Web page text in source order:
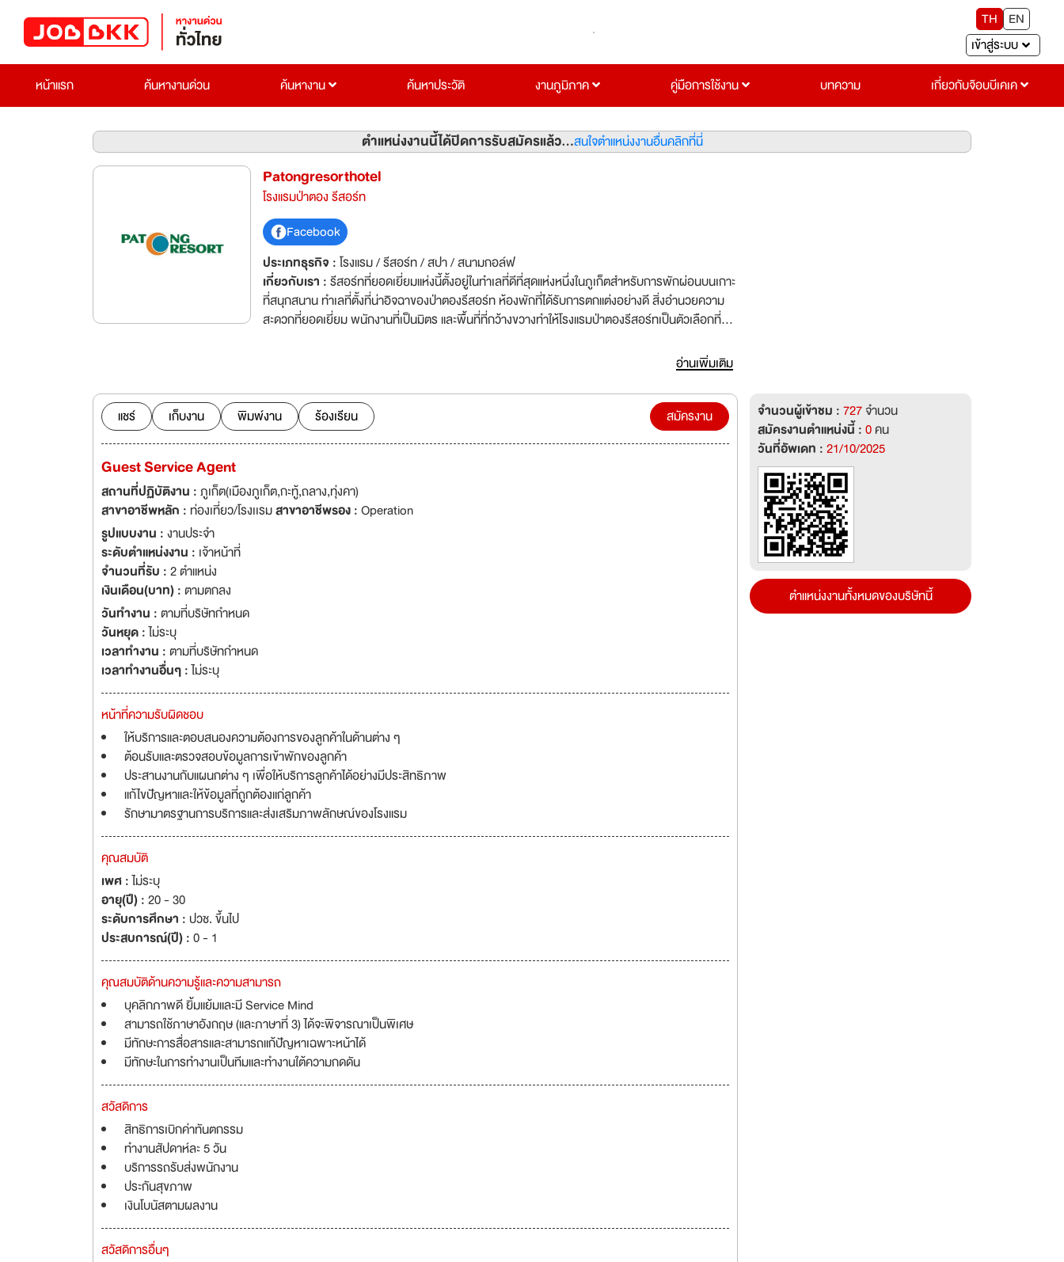
TH
EN
เข้าสู่ระบบ
หน้าแรก
ค้นหางานด่วน ค้นหางาน ค้นหาประวัติ งานภูมิภาค คู่มือการใช้งาน บทความ เกี่ยวกับจ๊อบบีเคเค
ตำแหน่งงานนี้ได้ปิดการรับสมัครแล้ว...สนใจตำแหน่งงานอื่นคลิกที่นี่
Patongresorthotel
โรงแรมป่าตอง รีสอร์ท
Facebook
ประเภทธุรกิจ :โรงแรม / รีสอร์ท / สปา / สนามกอล์ฟ
เกี่ยวกับเรา :รีสอร์ทที่ยอดเยี่ยมแห่งนี้ตั้งอยู่ในทำเลที่ดีที่สุดแห่งหนึ่งในภูเก็ตสำหรับการพักผ่อนบนเกาะ
ที่สนุกสนาน ทำเลที่ตั้งที่น่าอิจฉาของป่าตองรีสอร์ท ห้องพักที่ได้รับการตกแต่งอย่างดี สิ่งอำนวยความ
สะดวกที่ยอดเยี่ยม พนักงานที่เป็นมิตร และพื้นที่ที่กว้างขวางทำให้โรงแรมป่าตองรีสอร์ทเป็นตัวเลือกที่
ยอดเยี่ยม ห่างจากหาดป่าตองเพียงไม่กี่นาทีโดยการเดิน รวมถึงแหล่งช็อปปิ้งชั้นนำและสถานบันเทิงยาม
อ่านเพิ่มเติม
แชร์ เก็บงาน พิมพ์งาน ร้องเรียน สมัครงาน
Guest Service Agent
สถานที่ปฏิบัติงาน :ภูเก็ต(เมืองภูเก็ต,กะทู้,ถลาง,ทุ่งคา)
สาขาอาชีพหลัก :ท่องเที่ยว/โรงเเรมสาขาอาชีพรอง :Operation
รูปแบบงาน :งานประจำ
ระดับตำแหน่งงาน : เจ้าหน้าที่
จำนวนที่รับ :2 ตำแหน่ง
เงินเดือน(บาท) :ตามตกลง
วันทำงาน :ตามที่บริษัทกำหนด
วันหยุด :ไม่ระบุ
เวลาทำงาน :ตามที่บริษัทกำหนด
เวลาทำงานอื่นๆ :ไม่ระบุ
หน้าที่ความรับผิดชอบ
ให้บริการและตอบสนองความต้องการของลูกค้าในด้านต่าง ๆ
ต้อนรับและตรวจสอบข้อมูลการเข้าพักของลูกค้า
ประสานงานกับแผนกต่าง ๆ เพื่อให้บริการลูกค้าได้อย่างมีประสิทธิภาพ
แก้ไขปัญหาและให้ข้อมูลที่ถูกต้องแก่ลูกค้า
รักษามาตรฐานการบริการและส่งเสริมภาพลักษณ์ของโรงแรม
คุณสมบัติ
เพศ :ไม่ระบุ
อายุ(ปี) :20 - 30
ระดับการศึกษา :ปวช. ขึ้นไป
ประสบการณ์(ปี) :0 - 1
คุณสมบัติด้านความรู้และความสามารถ
บุคลิกภาพดี ยิ้มแย้มและมี Service Mind
สามารถใช้ภาษาอังกฤษ (และภาษาที่ 3) ได้จะพิจารณาเป็นพิเศษ
มีทักษะการสื่อสารและสามารถแก้ปัญหาเฉพาะหน้าได้
มีทักษะในการทำงานเป็นทีมและทำงานใต้ความกดดัน
สวัสดิการ
สิทธิการเบิกค่าทันตกรรม
ทำงานสัปดาห์ละ 5 วัน
บริการรถรับส่งพนักงาน
ประกันสุขภาพ
เงินโบนัสตามผลงาน
สวัสดิการอื่นๆ
จำนวนผู้เข้าชม :727จำนวน
สมัครงานตำแหน่งนี้ :0คน
วันที่อัพเดท :21/10/2025
ตำแหน่งงานทั้งหมดของบริษัทนี้